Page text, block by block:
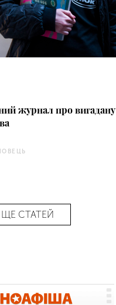
журнал про вигадану
ЩЕ СТАТЕЙ